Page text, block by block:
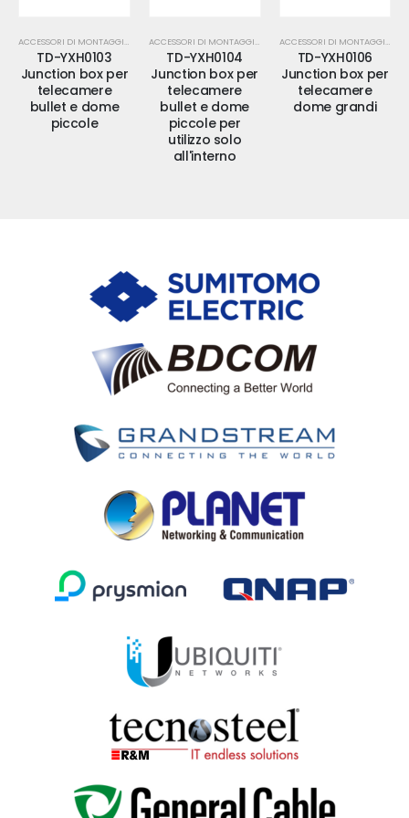
ACCESSORI DI MONTAGGIO
TD-YXH0103
Junction box per
telecamere
bullet e dome
piccole
ACCESSORI DI MONTAGGIO
TD-YXH0104
Junction box per
telecamere
bullet e dome
piccole per
utilizzo solo
all'interno
ACCESSORI DI MONTAGGIO
TD-YXH0106
Junction box per
telecamere
dome grandi